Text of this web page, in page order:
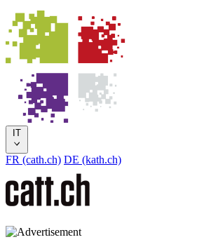
IT
FR (cath.ch) DE (kath.ch)